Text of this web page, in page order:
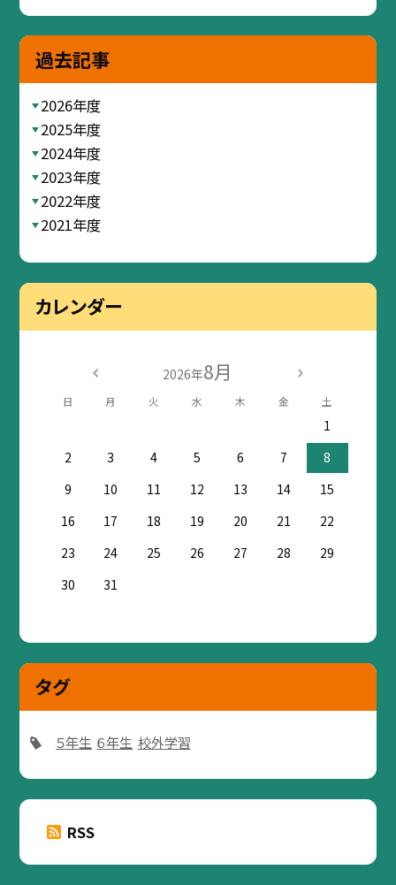
過去記事
2026年度
2025年度
2024年度
2023年度
2022年度
2021年度
カレンダー
2026年8月
日 月 火 水 木 金 土
1
2
3 4 5 6 7
8
9
10 11 12 13 14
15
16
17 18 19 20 21
22
23
24 25 26 27 28
29
30
31
タグ
５年生 ６年生 校外学習
RSS